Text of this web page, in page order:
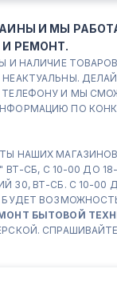
И МЫ
РЕМОНТ.
И НАЛИЧИЕ
ТЕЛЕФОНУ И МЫ
ПО
НАШИХ
ВТ-СБ, С 10-00 ДО
30, ВТ-СБ. С 10-00
БУДЕТ
БЫТОВОЙ
БОРИСПОЛЬ
Сб.
- 18:00
район -
10-00 до 18-00
672 76 42
722 37 14